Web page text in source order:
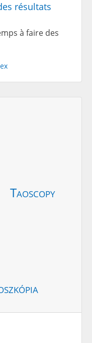
résultats
à faire des
Taoscopy